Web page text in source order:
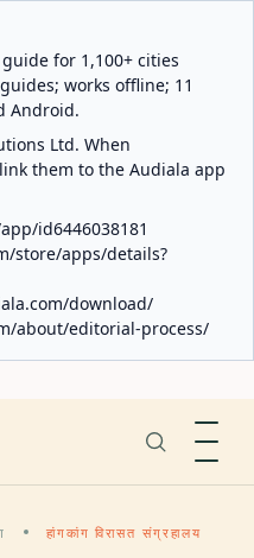
for 1,100+ cities
works offline; 11
Android.
Ltd. When
them to the Audiala app
id6446038181
store/apps/details?
download/
about/editorial-process/
हांगकांग विरासत संग्रहालय